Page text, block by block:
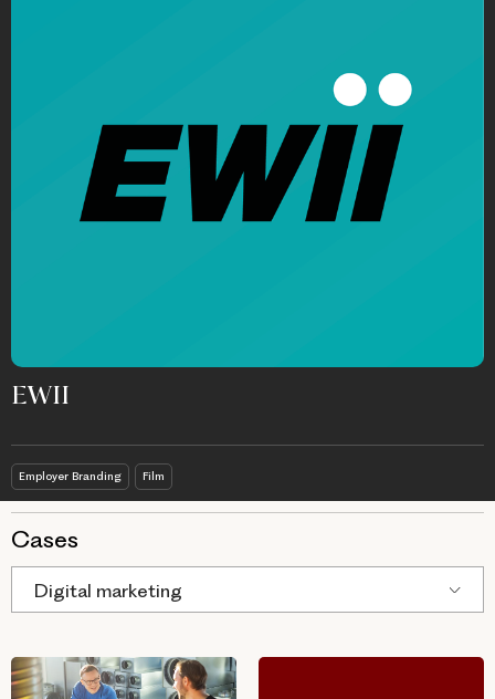
EWII
Employer Branding Film
Cases
Digital marketing